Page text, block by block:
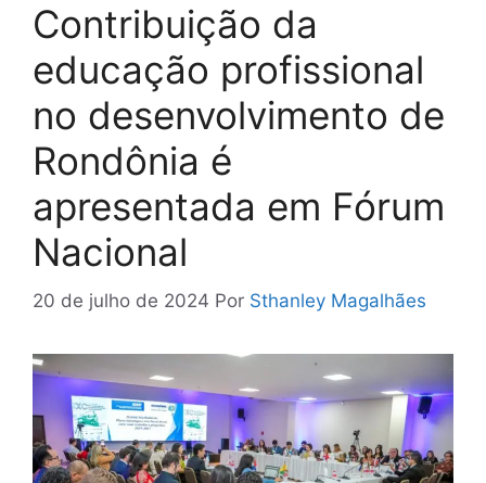
Contribuição da
educação profissional
no desenvolvimento de
Rondônia é
apresentada em Fórum
Nacional
20 de julho de 2024 Por Sthanley Magalhães